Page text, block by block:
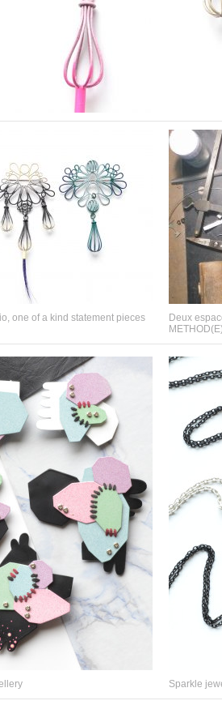
one of a kind statement pieces
Deux
Sparkle